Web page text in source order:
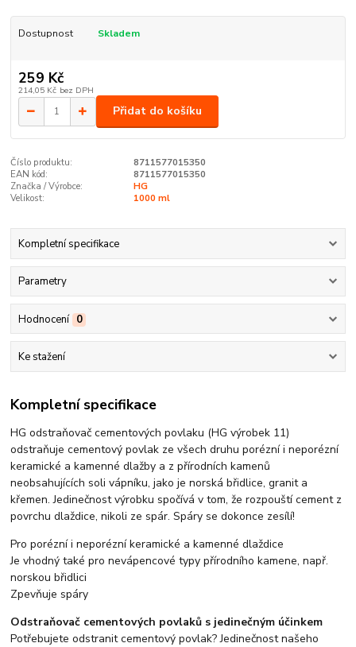
Dostupnost Skladem
259 Kč
214,05 Kč bez DPH
Přidat do košíku
Číslo produktu:
8711577015350
EAN kód:
8711577015350
Značka / Výrobce:
HG
Velikost:
1000 ml
Kompletní specifikace
Parametry
Hodnocení 0
Ke stažení
Kompletní specifikace
HG odstraňovač cementových povlaku (HG výrobek 11)
odstraňuje cementový povlak ze všech druhu porézní i neporézní
keramické a kamenné dlažby a z přírodních kamenů
neobsahujících soli vápníku, jako je norská břidlice, granit a
křemen. Jedinečnost výrobku spočívá v tom, že rozpouští cement z
povrchu dlaždice, nikoli ze spár. Spáry se dokonce zesílí!
Pro porézní i neporézní keramické a kamenné dlaždice
Je vhodný také pro nevápencové typy přírodního kamene, např.
norskou břidlici
Zpevňuje spáry
Odstraňovač cementových povlaků s jedinečným účinkem
Potřebujete odstranit cementový povlak? Jedinečnost našeho